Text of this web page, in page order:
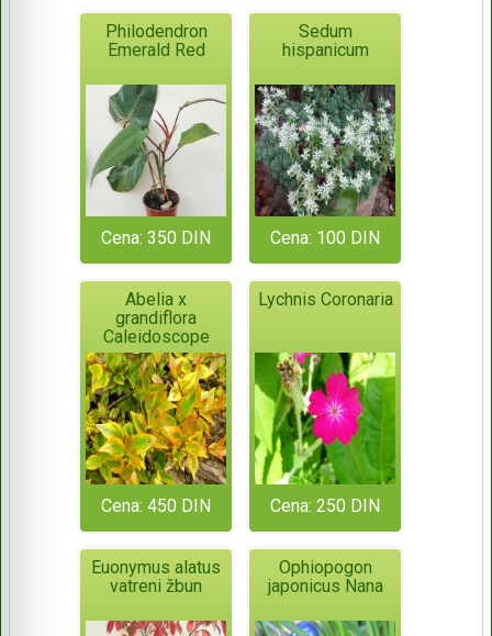
Philodendron
Emerald Red
Cena: 350 DIN
Sedum
hispanicum
Cena: 100 DIN
Abelia x
grandiflora
Caleidoscope
Cena: 450 DIN
Lychnis Coronaria
Cena: 250 DIN
Euonymus alatus
vatreni žbun
Ophiopogon
japonicus Nana